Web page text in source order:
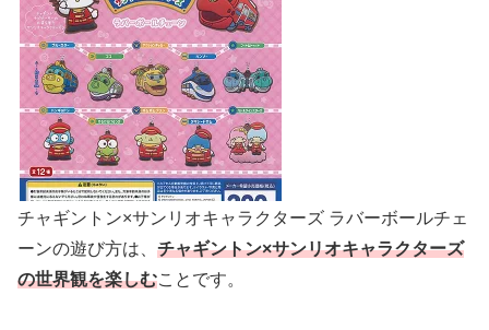
チャギントン×サンリオキャラクターズ ラバーボールチェ
ーンの遊び方は、 チャギントン×サンリオキャラクターズ
の世界観を楽しむことです。